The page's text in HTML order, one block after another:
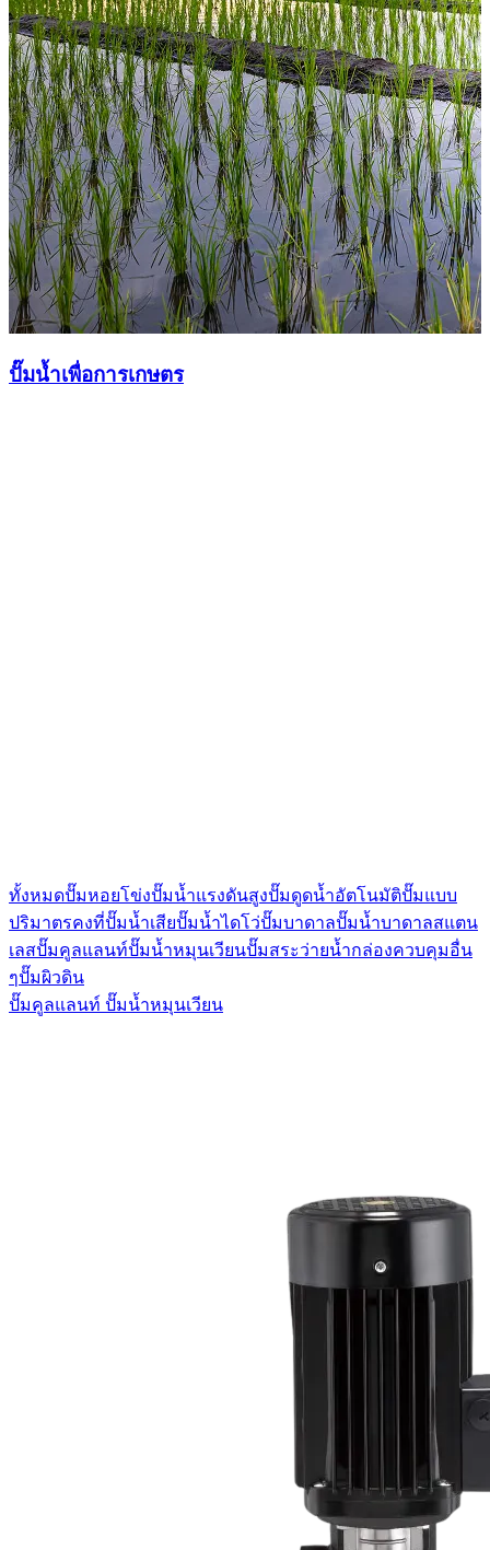
ปั๊มน้ำแรงดันสูง
ปั๊มดูดน้ำอัตโนมัติ
ปั๊มแบบปริมาตรคงที่
ปั๊มน้ำเสีย
ปั๊มน้ำไดโว่
ปั๊มบาดาล
ปั๊มน้ำบาดาลสแตนเลส
ปั๊มคูลแลนท์
ปั๊มน้ำหมุนเวียน
ปั๊มสระว่ายน้ำ
กล่องควบคุม
อื่น ๆ
ปั๊มน้ำเพื่อการเกษตร
ทั้งหมดปั๊มหอยโข่งปั๊มน้ำแรงดันสูงปั๊มดูดน้ำอัตโนมัติปั๊มแบบ
ปริมาตรคงที่ปั๊มน้ำเสียปั๊มน้ำไดโว่ปั๊มบาดาลปั๊มน้ำบาดาลสแตน
เลสปั๊มคูลแลนท์ปั๊มน้ำหมุนเวียนปั๊มสระว่ายน้ำกล่องควบคุมอื่น
ๆปั๊มผิวดิน
ปั๊มคูลแลนท์ ปั๊มน้ำหมุนเวียน